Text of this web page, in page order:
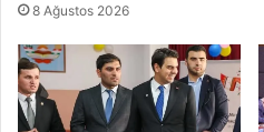
8 Ağustos 2026